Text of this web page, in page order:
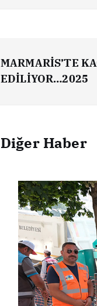
MARMARİS’TE
EDİLİYOR…2025
Diğer Haber